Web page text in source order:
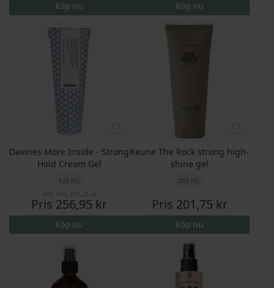
Köp nu Köp nu
Davines More Inside - Strong
Hold Cream Gel
125 ML
Rek. Pris 330,25 kr
Pris 256,95 kr
Köp nu
Keune The Rock strong high-
shine gel
200 ML
Pris 201,75 kr
Köp nu